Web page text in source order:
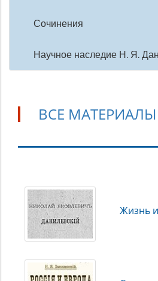
Сочинения
Научное наследие Н. Я.
ВСЕ
Все
материалы
коллекции
Жизнь